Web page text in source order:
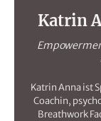
Katrin
Katrin Anna ist
Coachin,
Breathwork